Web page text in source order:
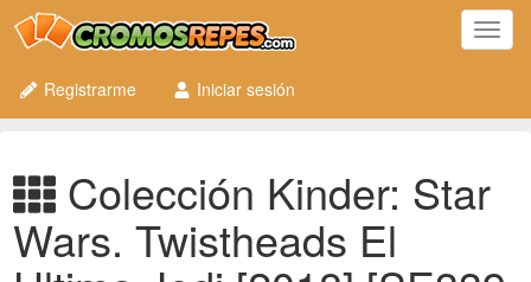
Registrarme
Iniciar sesión
Colección Kinder: Star
Wars. Twistheads El